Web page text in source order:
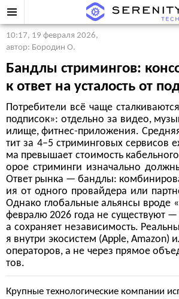
10:17, 19 февраля 2026,
автор: Бородин О.
Бандлы стримингов:
к ответ на усталость от
Потребители всё чаще
подписок»: отдельно за видео,
илище, фитнес-приложения.
тит за 4–5 стриминговых сервисов
ма превышает стоимость
орое стриминги изначально
Ответ рынка — бандлы:
ия от одного провайдера или
Однако глобальные альянсы вроде
февралю 2026 года не существуют
а сохраняет независимость.
я внутри экосистем (Apple, Amazon)
операторов, а не через прямое
тов.
Крупные технологические компании